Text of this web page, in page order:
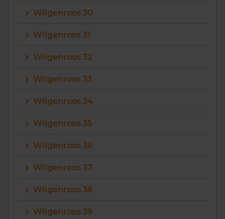
Wilgenroos 30
Wilgenroos 31
Wilgenroos 32
Wilgenroos 33
Wilgenroos 34
Wilgenroos 35
Wilgenroos 36
Wilgenroos 37
Wilgenroos 38
Wilgenroos 39